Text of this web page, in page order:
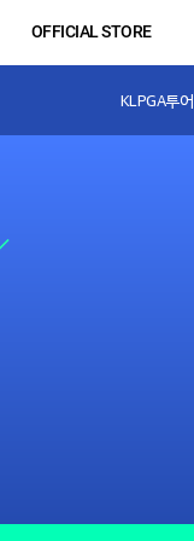
OFFICIAL STORE
KLPGA투어